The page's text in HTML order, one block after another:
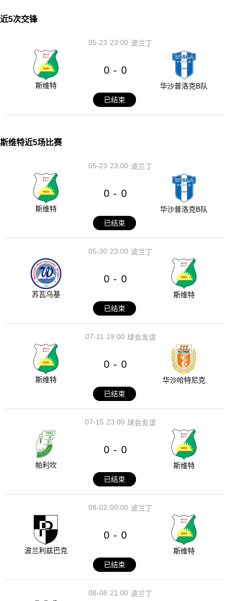
近5次交锋
23:00
05-23 波兰丁
斯维特
0 - 0
华沙普洛克B队
已结束
斯维特近5场比赛
23:00
05-23 波兰丁
斯维特
0 - 0
华沙普洛克B队
已结束
23:00
05-30 波兰丁
苏瓦乌基
0 - 0
斯维特
已结束
19:00
07-11 球会友谊
斯维特
0 - 0
华沙哈特尼克
已结束
23:00
07-15 球会友谊
帕利坎
0 - 0
斯维特
已结束
00:00
08-02 波兰丁
波兰利兹巴克
0 - 0
斯维特
已结束
21:00
08-08 波兰丁